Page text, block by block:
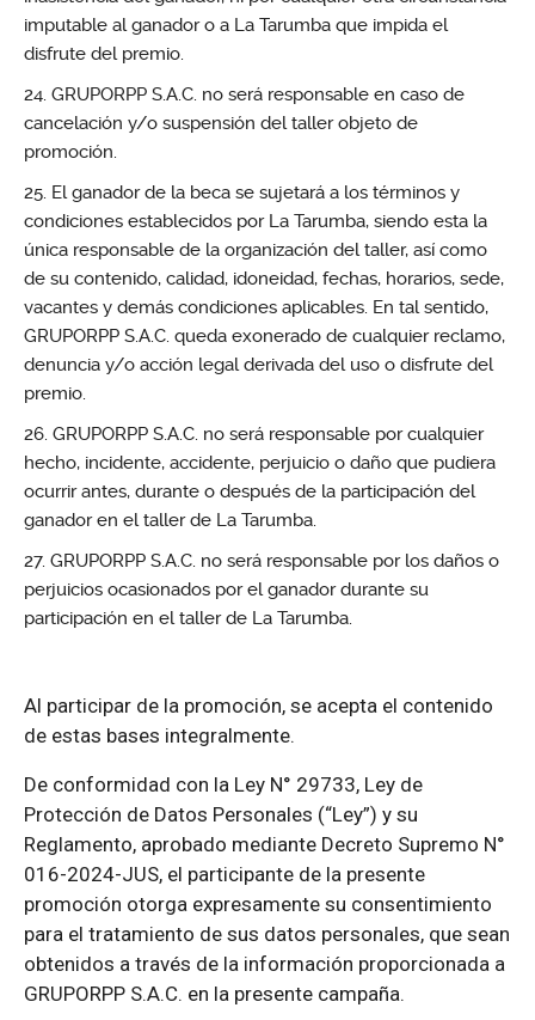
imputable al ganador o a La Tarumba que impida el
disfrute del premio.
GRUPORPP S.A.C. no será responsable en caso de
cancelación y/o suspensión del taller objeto de
promoción.
El ganador de la beca se sujetará a los términos y
condiciones establecidos por La Tarumba, siendo esta la
única responsable de la organización del taller, así como
de su contenido, calidad, idoneidad, fechas, horarios, sede,
vacantes y demás condiciones aplicables. En tal sentido,
GRUPORPP S.A.C. queda exonerado de cualquier reclamo,
denuncia y/o acción legal derivada del uso o disfrute del
premio.
GRUPORPP S.A.C. no será responsable por cualquier
hecho, incidente, accidente, perjuicio o daño que pudiera
ocurrir antes, durante o después de la participación del
ganador en el taller de La Tarumba.
GRUPORPP S.A.C. no será responsable por los daños o
perjuicios ocasionados por el ganador durante su
participación en el taller de La Tarumba.
Al participar de la promoción, se acepta el contenido
de estas bases integralmente.
De conformidad con la Ley N° 29733, Ley de
Protección de Datos Personales (“Ley”) y su
Reglamento, aprobado mediante Decreto Supremo N°
016-2024-JUS, el participante de la presente
promoción otorga expresamente su consentimiento
para el tratamiento de sus datos personales, que sean
obtenidos a través de la información proporcionada a
GRUPORPP S.A.C. en la presente campaña.